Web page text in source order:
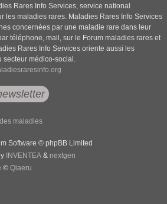
Rares Info Services, service national
les maladies rares. Maladies Rares Info Services
concernées par une maladie rare dans leur
téléphone, mail, sur le Forum maladies rares et
Rares Info Services oriente aussi les
médico-social.
maladies
Software © phpBB Limited
INVENTEA & nextgen
© Qiaeru